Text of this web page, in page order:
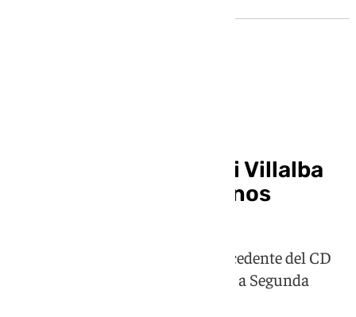
El exmalaguista Dioni Villalba
ficha por el Torremolinos
El delantero malagueño llega procedente del CD
Eldense, equipo que ha ascendido a Segunda